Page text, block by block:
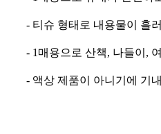
- 티슈 형태로 내용물이 흘
- 1매용으로 산책, 나들이,
- 액상 제품이 아니기에 기